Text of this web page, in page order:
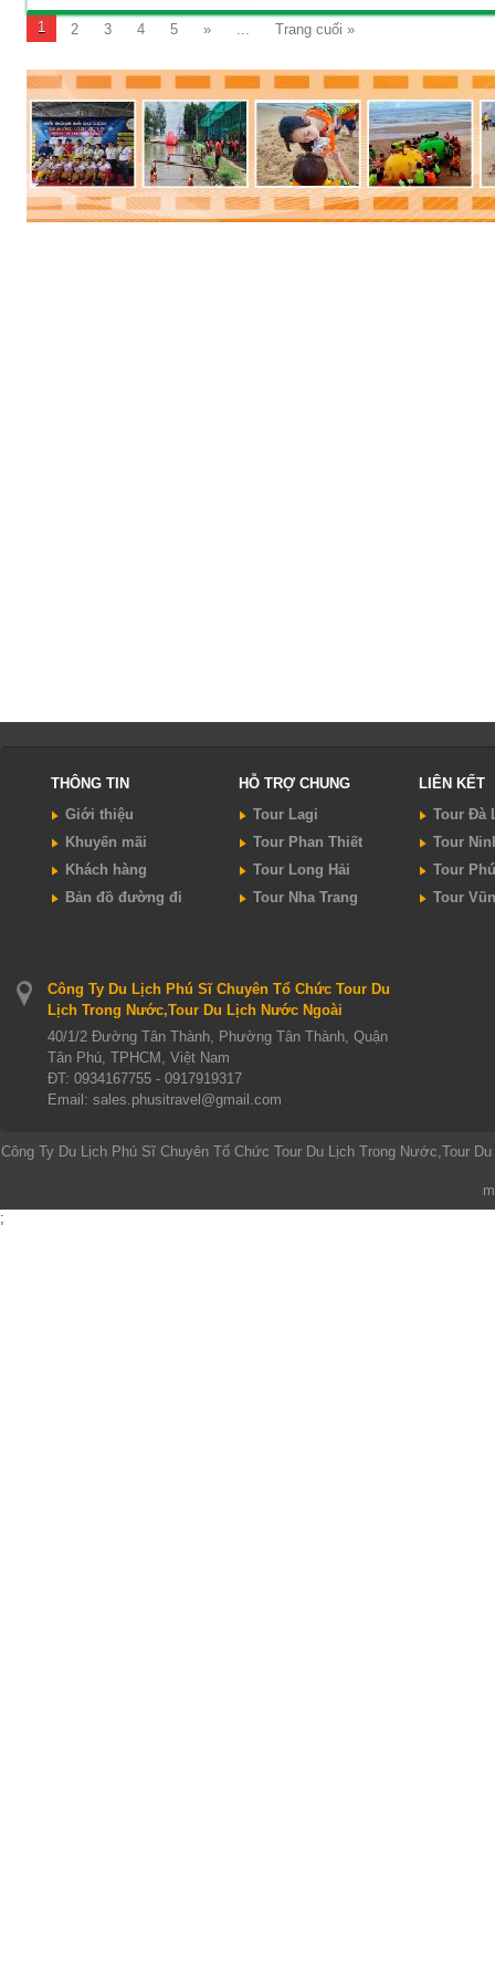
Malaysia 7 ngày 6 đêm
Phương tiện: Máy bay
Khách sạn: 3 sao
Khởi hành: Sài Gòn
Giá: 12.900.000 VNĐ
ĐẶT TOUR Xem chi tiết
1 2 3 4 5 » ... Trang cuối »
THÔNG TIN
Giới thiệu
Khuyến mãi
Khách hàng
Bản đồ đường đi
HỖ TRỢ CHUNG
Tour Lagi
Tour Phan Thiết
Tour Long Hải
Tour Nha Trang
LIÊN KẾT
Tour Đà
Tour
Tour
Tour
Công Ty Du Lịch Phú Sĩ Chuyên Tổ Chức Tour Du
Lịch Trong Nước,Tour Du Lịch Nước Ngoài
40/1/2 Đường Tân Thành, Phường Tân Thành, Quận
Tân Phú, TPHCM, Việt Nam
ĐT: 0934167755 - 0917919317
Email: sales.phusitravel@gmail.com
Công Ty Du Lịch Phú Sĩ Chuyên Tổ Chức Tour Du Lịch Trong Nước,Tour
;